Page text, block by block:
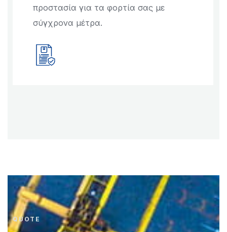
προστασία για τα φορτία σας με
σύγχρονα μέτρα.
QUOTE